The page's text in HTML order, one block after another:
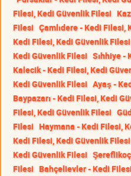
Filesi, Kedi Güvenlik Filesi
Filesi Çamlıdere - Kedi Filesi,
Kedi Filesi, Kedi Güvenlik Filesi
Kedi Güvenlik Filesi Sıhhiye -
Kalecik - Kedi Filesi, Kedi
Kedi Güvenlik Filesi Ayaş -
Baypazarı - Kedi Filesi, Kedi
Filesi, Kedi Güvenlik Filesi
Filesi Haymana - Kedi Filesi,
Kedi Filesi, Kedi Güvenlik Filesi
Kedi Güvenlik Filesi
Filesi Bahçelievler - Kedi